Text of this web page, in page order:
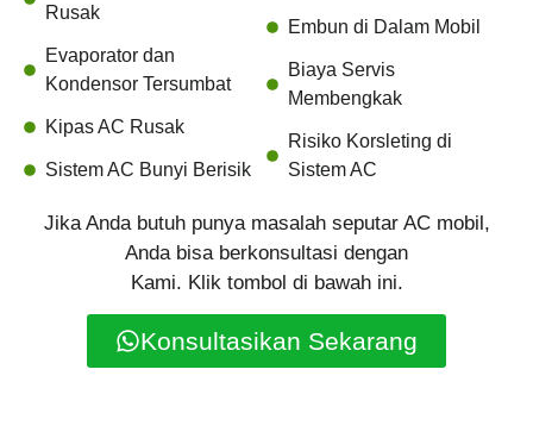
Rusak
Evaporator dan
Kondensor Tersumbat
Kipas AC Rusak
Sistem AC Bunyi Berisik
Embun di Dalam Mobil
Biaya Servis
Membengkak
Risiko Korsleting di
Sistem AC
Jika Anda butuh punya masalah seputar AC mobil,
Anda bisa berkonsultasi dengan
Kami. Klik tombol di bawah ini.
Konsultasikan Sekarang